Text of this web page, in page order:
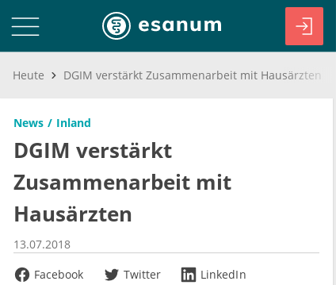
Heute DGIM verstärkt Zusammenarbeit mit Hausärzten
News Inland
DGIM verstärkt
Zusammenarbeit mit
Hausärzten
13.07.2018
Facebook
Twitter LinkedIn